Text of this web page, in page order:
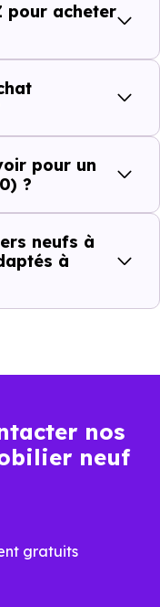
à Bossey
Voici les repères de
à Bossey
maximum
€
dans la commune, la
des programmes
budget.
pour acheter
pour un
?
neufs à
à
nos
neuf
gratuits